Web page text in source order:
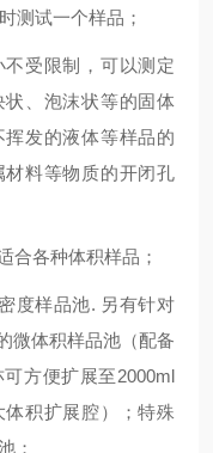
测试一个样品；
受限制，可以测定
、泡沫状等的固体
发的液体等样品的
料等物质的开闭孔
合各种体积样品；
度样品池. 另有针对
微体积样品池（配备
方便扩展至2000ml
体积扩展腔）；特殊
；